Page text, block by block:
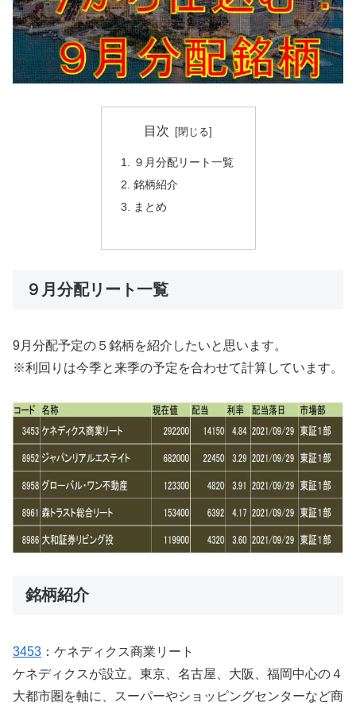
目次
９月分配リート一覧
銘柄紹介
まとめ
９月分配リート一覧
9月分配予定の５銘柄を紹介したいと思います。
※利回りは今季と来季の予定を合わせて計算しています。
銘柄紹介
3453 ：ケネディクス商業リート
ケネディクスが設立。東京、名古屋、大阪、福岡中心の４
大都市圏を軸に、スーパーやショッピングセンターなど商